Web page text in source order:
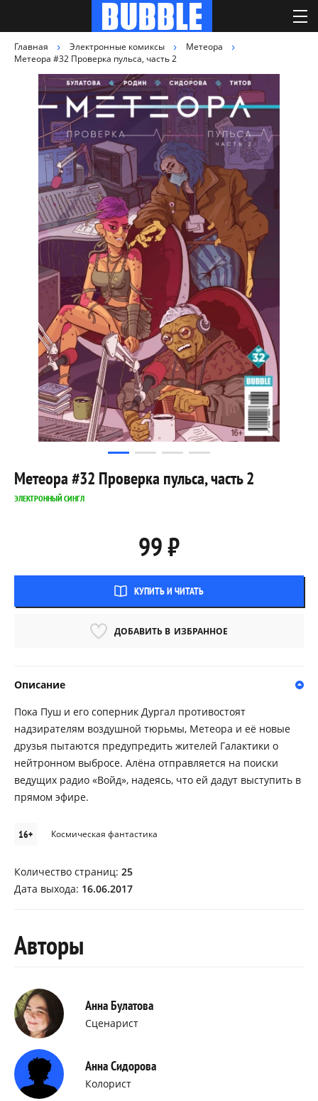
Главная Электронные комиксы
Метеора
Метеора #32 Проверка пульса, часть 2
Метеора #32 Проверка пульса, часть 2
ЭЛЕКТРОННЫЙ СИНГЛ
99 ₽
КУПИТЬ И ЧИТАТЬ
ДОБАВИТЬ В ИЗБРАННОЕ
Описание
Пока Пуш и его соперник Дургал противостоят
надзирателям воздушной тюрьмы, Метеора и её новые
друзья пытаются предупредить жителей Галактики о
нейтронном выбросе. Алёна отправляется на поиски
ведущих радио «Войд», надеясь, что ей дадут выступить в
прямом эфире.
16+ Космическая фантастика
Количество страниц: 25
Дата выхода: 16.06.2017
Авторы
Анна Булатова
Сценарист
Анна Сидорова
Колорист